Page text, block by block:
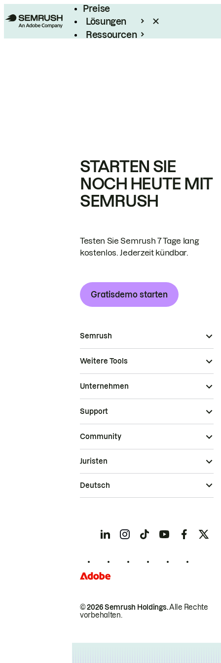
Preise
Lösungen
Ressourcen
STARTEN SIE
NOCH HEUTE MIT
SEMRUSH
Testen Sie Semrush 7 Tage lang
kostenlos. Jederzeit kündbar.
Gratisdemo starten
Semrush
Weitere Tools
Unternehmen
Support
Community
© 2026 Semrush Holdings.Alle Rechte
vorbehalten.
Juristen
Deutsch